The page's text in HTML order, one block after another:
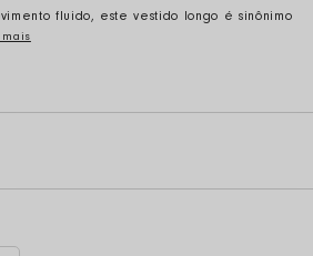
fluido, este vestido longo é sinônimo
mais